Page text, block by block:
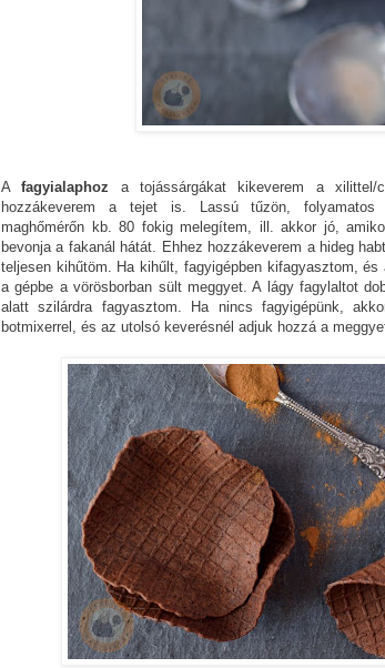
Afagyialaphoz a tojássárgákat kikeverem a xilittel/
hozzákeverem a tejet is. Lassú tűzön, folyamatos
maghőmérőn kb. 80 fokig melegítem, ill. akkor jó,
bevonja a fakanál hátát. Ehhez hozzákeverem a hideg
teljesen kihűtöm. Ha kihűlt, fagyigépben kifagyasztom, és
a gépbe a vörösborban sült meggyet. A lágy fagylaltot
alatt szilárdra fagyasztom. Ha nincs fagyigépünk,
botmixerrel, és az utolsó keverésnél adjuk hozzá a